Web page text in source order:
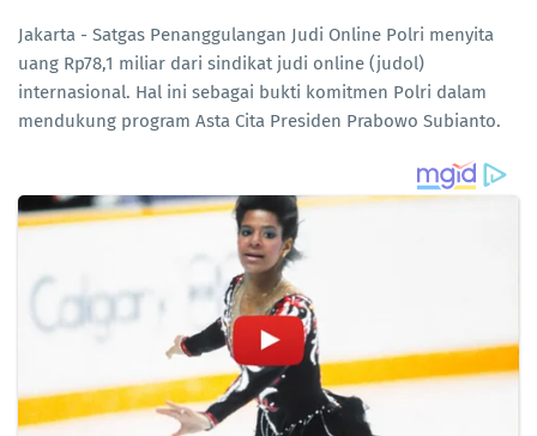
Jakarta - Satgas Penanggulangan Judi Online Polri menyita
uang Rp78,1 miliar dari sindikat judi online (judol)
internasional. Hal ini sebagai bukti komitmen Polri dalam
mendukung program Asta Cita Presiden Prabowo Subianto.